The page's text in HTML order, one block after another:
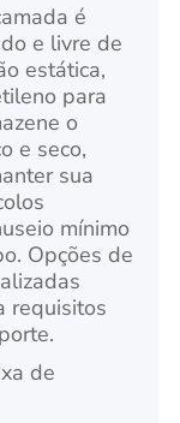
é
e livre de
estática,
para
o
e seco,
sua
mínimo
Opções de
requisitos
de